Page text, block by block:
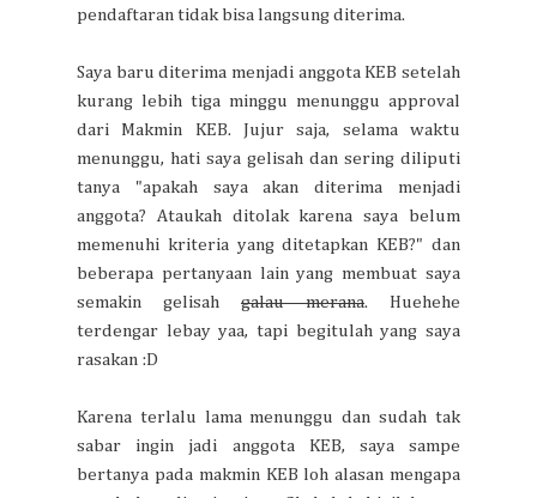
pendaftaran tidak bisa langsung diterima.
Saya baru diterima menjadi anggota KEB setelah
kurang lebih tiga minggu menunggu approval
dari Makmin KEB. Jujur saja, selama waktu
menunggu, hati saya gelisah dan sering diliputi
tanya "apakah saya akan diterima menjadi
anggota? Ataukah ditolak karena saya belum
memenuhi kriteria yang ditetapkan KEB?" dan
beberapa pertanyaan lain yang membuat saya
semakin gelisah galau merana. Huehehe
terdengar lebay yaa, tapi begitulah yang saya
rasakan :D
Karena terlalu lama menunggu dan sudah tak
sabar ingin jadi anggota KEB, saya sampe
bertanya pada makmin KEB loh alasan mengapa